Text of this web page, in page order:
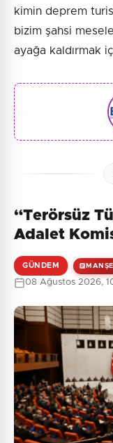
kimin deprem
bizim şahsi
ayağa kaldırmak
“Terörsüz
Adalet
GÜNDEM
08 Ağustos 2026,